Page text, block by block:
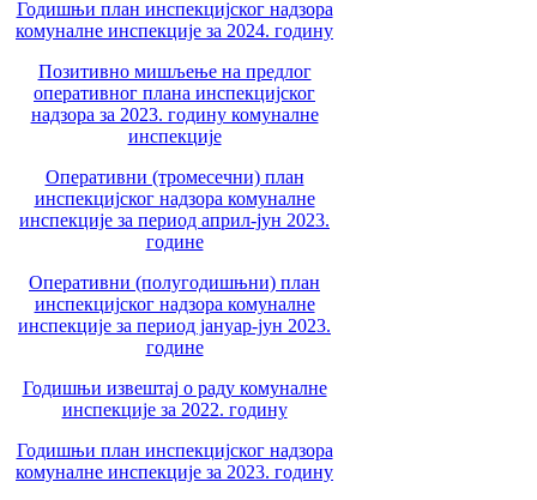
Годишњи план инспекцијског надзора
комуналне инспекције за 2024. годину
Позитивно мишљење на предлог
оперативног плана инспекцијског
надзора за 2023. годину комуналне
инспекције
Оперативни (тромесечни) план
инспекцијског надзора комуналне
инспекције за период април-јун 2023.
године
Оперативни (полугодишњни) план
инспекцијског надзора комуналне
инспекције за период јануар-јун 2023.
године
Годишњи извештај о раду комуналне
инспекције за 2022. годину
Годишњи план инспекцијског надзора
комуналне инспекције за 2023. годину